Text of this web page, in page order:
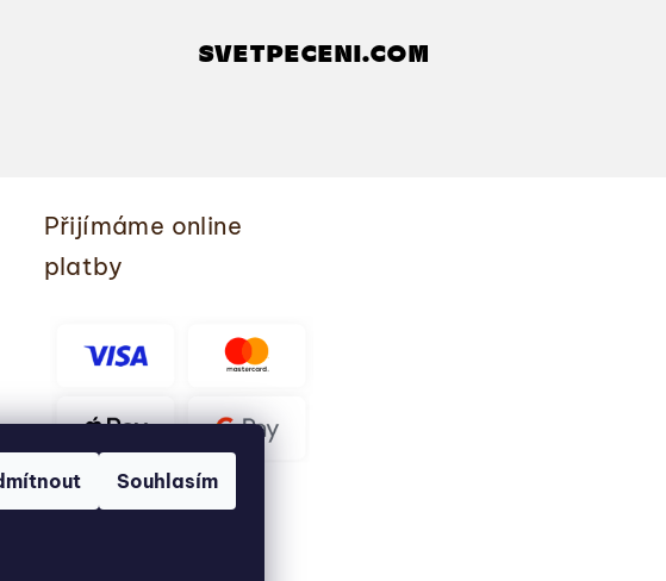
Souhlasím
SVETPECENI.COM
Přijímáme online
platby